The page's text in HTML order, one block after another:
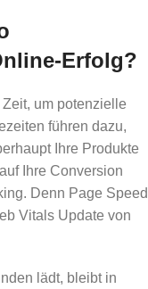
Erfolg?
um potenzielle
führen dazu,
Ihre Produkte
Ihre Conversion
Denn Page Speed
Vitals Update von
lädt, bleibt in